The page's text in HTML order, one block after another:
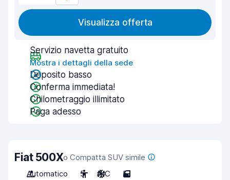
Visualizza offerta
Servizio navetta gratuito
Mostra i dettagli della sede
Deposito basso
Conferma immediata!
Chilometraggio illimitato
Paga adesso
Fiat 500Xo Compatta SUV simile
Automatico
5 A/C 5